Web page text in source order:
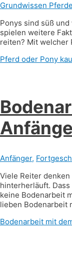
Grundwissen Pferde
Ponys sind süß
spielen weitere
reiten? Mit welcher
Pferd oder Pony
Anfänger,
Viele Reiter
hinterherläuft.
keine Bodenarbeit
lieben Bodenarbeit
Bodenarbeit mit